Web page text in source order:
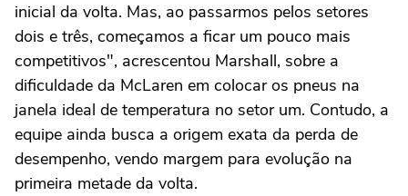
inicial da volta. Mas, ao passarmos pelos setores
dois e três, começamos a ficar um pouco mais
competitivos", acrescentou Marshall, sobre a
dificuldade da McLaren em colocar os pneus na
janela ideal de temperatura no setor um. Contudo, a
equipe ainda busca a origem exata da perda de
desempenho, vendo margem para evolução na
primeira metade da volta.